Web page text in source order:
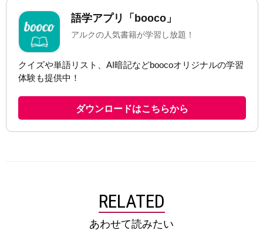
RELATED
あわせて読みたい